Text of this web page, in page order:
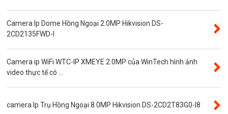
Độ phân giải 3.0MP
Camera CVI WinTech
Camera ngụy trang
Camera Ip Dome Hồng Ngoại 2.0MP Hikvision DS-
2CD2135FWD-I
Camera ip WiFi WTC-IP XMEYE 2.0MP của WinTech hình ảnh
video thực tế có ...
camera Ip Trụ Hồng Ngoại 8.0MP Hikvision DS-2CD2T83G0-I8